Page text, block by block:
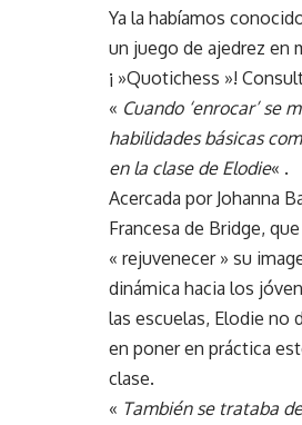
Ya la habíamos
un juego de ajedrez en
¡ »Quotichess »!
« Cuando ‘enrocar’ se
habilidades básicas
en la clase de Elodie« .
Acercada por Johanna
Francesa de Bridge,
« rejuvenecer » su
dinámica hacia los
las escuelas, Elodie no
en poner en práctica
clase.
« También se trataba